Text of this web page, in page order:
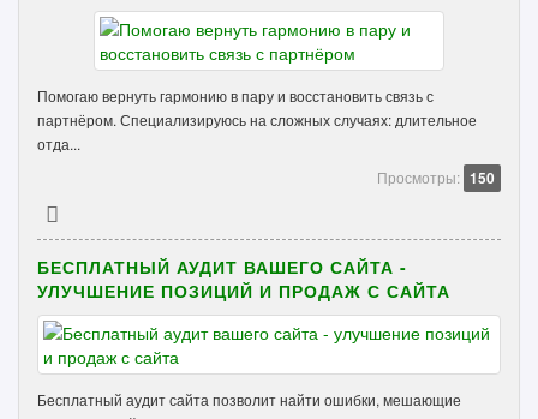
Помогаю вернуть гармонию в пару и восстановить связь с
партнёром. Специализируюсь на сложных случаях: длительное
отда...
Просмотры: 150
БЕСПЛАТНЫЙ АУДИТ ВАШЕГО САЙТА -
УЛУЧШЕНИЕ ПОЗИЦИЙ И ПРОДАЖ С САЙТА
Бесплатный аудит сайта позволит найти ошибки, мешающие